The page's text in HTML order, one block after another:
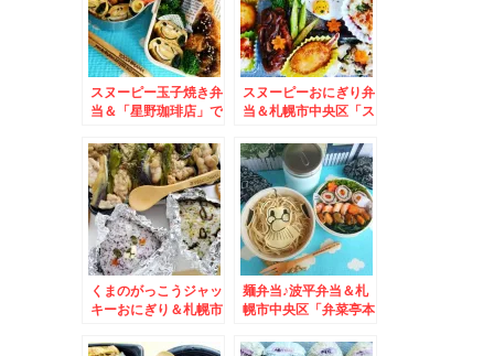
スヌーピー玉子焼き弁
当＆「星野珈琲店」で
ング」(*´艸`*)
スヌーピーおにぎり弁
当＆札幌市中央区「ス
くまのがっこうジャッ
キーおにぎり＆札幌市
「ひとくちナス天１０
麺弁当♪波平弁当＆札
幌市中央区「弁菜亭本
ば」「日替わり定食豚